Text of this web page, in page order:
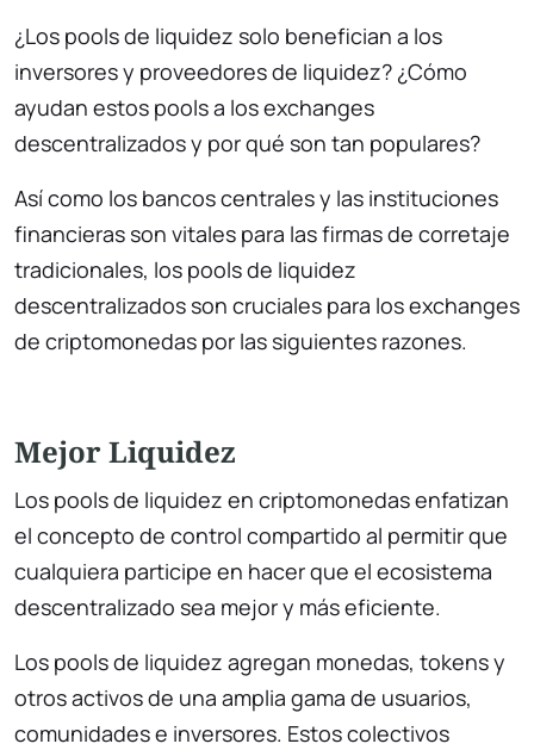
¿Los pools de liquidez solo benefician a los
inversores y proveedores de liquidez? ¿Cómo
ayudan estos pools a los exchanges
descentralizados y por qué son tan populares?
Así como los bancos centrales y las instituciones
financieras son vitales para las firmas de corretaje
tradicionales, los pools de liquidez
descentralizados son cruciales para los exchanges
de criptomonedas por las siguientes razones.
Mejor Liquidez
Los pools de liquidez en criptomonedas enfatizan
el concepto de control compartido al permitir que
cualquiera participe en hacer que el ecosistema
descentralizado sea mejor y más eficiente.
Los pools de liquidez agregan monedas, tokens y
otros activos de una amplia gama de usuarios,
comunidades e inversores. Estos colectivos